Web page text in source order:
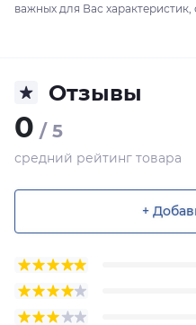
важных для Вас характеристик,
Отзывы
0 / 5
средний рейтинг товара
+